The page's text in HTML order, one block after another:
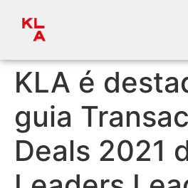
KLA é
guia
Deals 2021